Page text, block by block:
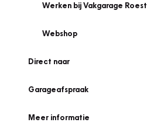
Werken bij Vakgarage Roest
Webshop
Direct naar
Garageafspraak
Meer informatie